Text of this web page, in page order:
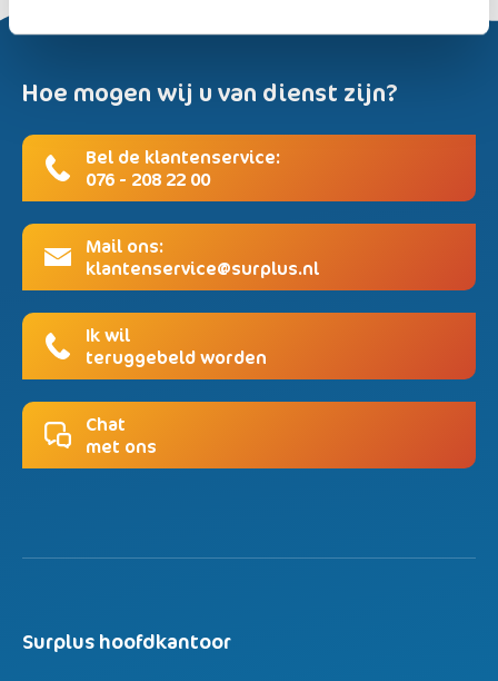
Hoe mogen wij u van dienst zijn?
Bel de klantenservice:
076 - 208 22 00
Mail ons:
klantenservice@surplus.nl
Ik wil
teruggebeld worden
Chat
met ons
Surplus hoofdkantoor